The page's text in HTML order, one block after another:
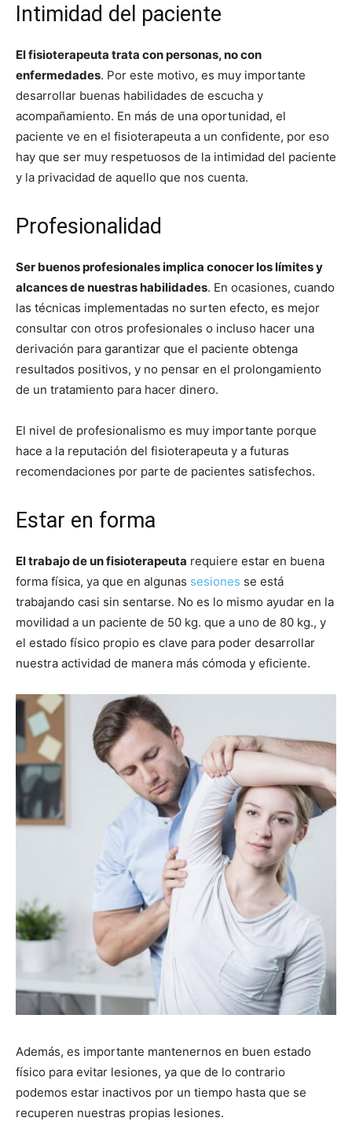
Intimidad del paciente
El fisioterapeuta trata con personas, no con
enfermedades. Por este motivo, es muy importante
desarrollar buenas habilidades de escucha y
acompañamiento. En más de una oportunidad, el
paciente ve en el fisioterapeuta a un confidente, por eso
hay que ser muy respetuosos de la intimidad del paciente
y la privacidad de aquello que nos cuenta.
Profesionalidad
Ser buenos profesionales implica conocer los límites y
alcances de nuestras habilidades. En ocasiones, cuando
las técnicas implementadas no surten efecto, es mejor
consultar con otros profesionales o incluso hacer una
derivación para garantizar que el paciente obtenga
resultados positivos, y no pensar en el prolongamiento
de un tratamiento para hacer dinero.
El nivel de profesionalismo es muy importante porque
hace a la reputación del fisioterapeuta y a futuras
recomendaciones por parte de pacientes satisfechos.
Estar en forma
El trabajo de un fisioterapeuta requiere estar en buena
forma física, ya que en algunas sesiones se está
trabajando casi sin sentarse. No es lo mismo ayudar en la
movilidad a un paciente de 50 kg. que a uno de 80 kg., y
el estado físico propio es clave para poder desarrollar
nuestra actividad de manera más cómoda y eficiente.
Además, es importante mantenernos en buen estado
físico para evitar lesiones, ya que de lo contrario
podemos estar inactivos por un tiempo hasta que se
recuperen nuestras propias lesiones.